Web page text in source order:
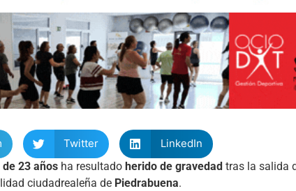
Twitter
LinkedIn
de 23 años ha resultado herido de gravedad tras la salida
ciudadrealeña de Piedrabuena.